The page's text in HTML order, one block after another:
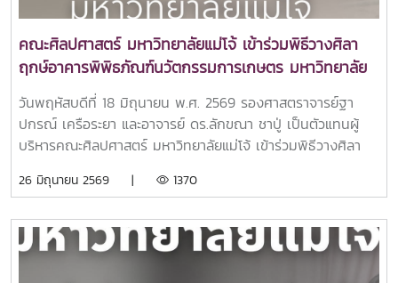
คณะศิลปศาสตร์ มหาวิทยาลัยแม่โจ้ เข้าร่วมพิธีวางศิลา
ฤกษ์อาคารพิพิธภัณฑ์นวัตกรรมการเกษตร มหาวิทยาลัย
แม่โจ้
วันพฤหัสบดีที่ 18 มิถุนายน พ.ศ. 2569 รองศาสตราจารย์ฐา
ปกรณ์ เครือระยา และอาจารย์ ดร.ลักขณา ชาปู่ เป็นตัวแทนผู้
บริหารคณะศิลปศาสตร์ มหาวิทยาลัยแม่โจ้ เข้าร่วมพิธีวางศิลา
ณ บริเวณพื้นที่ก่อสร้างอาคารพิพิธภัณฑ์นวัตกรรมการเกษตร
มหาวิทยาลัย คณาจารย์ บุคลากร ศิษย์เก่า และผู้มีเกียรติจาก
หน่วยงานต่าง ๆ เข้าร่วมในพิธี โดยเริ่มจากพิธีบวงสรวงและพิธี
26 มิถุนายน 2569 | 1370